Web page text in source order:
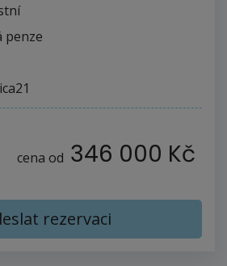
penze
cena od 346 000 Kč
rezervaci